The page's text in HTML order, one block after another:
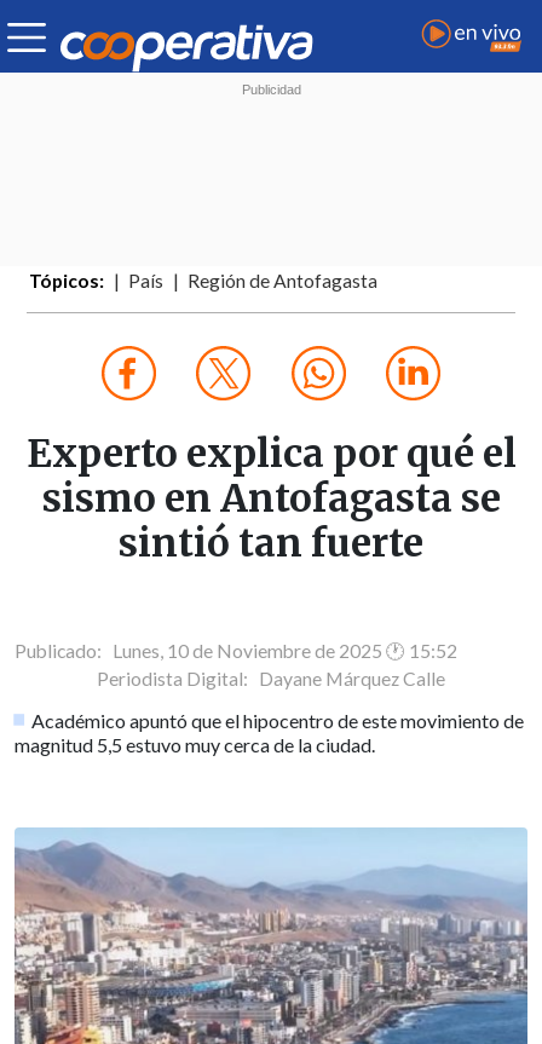
Tópicos: País Región de Antofagasta
Experto explica por qué el
sismo en Antofagasta se
sintió tan fuerte
Publicado: Lunes, 10 de Noviembre de 2025 🕐 15:52
Periodista Digital:
Dayane Márquez Calle
Académico apuntó que el hipocentro de este movimiento de
magnitud 5,5 estuvo muy cerca de la ciudad.